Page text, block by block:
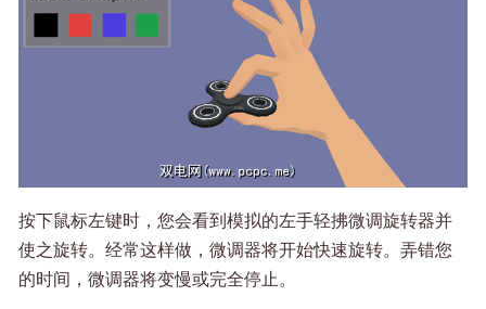
按下鼠标左键时，您会看到模拟的左手轻拂微调旋转器并
使之旋转。经常这样做，微调器将开始快速旋转。弄错您
的时间，微调器将变慢或完全停止。